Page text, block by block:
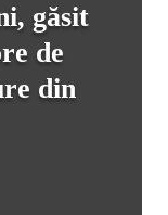
găsit
de
din